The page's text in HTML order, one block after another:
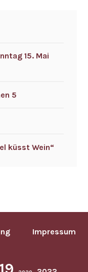
15. Mai
5
küsst Wein“
Impressum